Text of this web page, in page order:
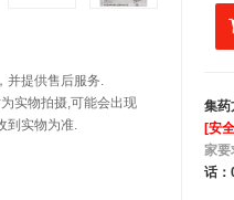
并提供售后服务.
实物拍摄,可能会出现
到实物为准.
集药
[安
家要
话